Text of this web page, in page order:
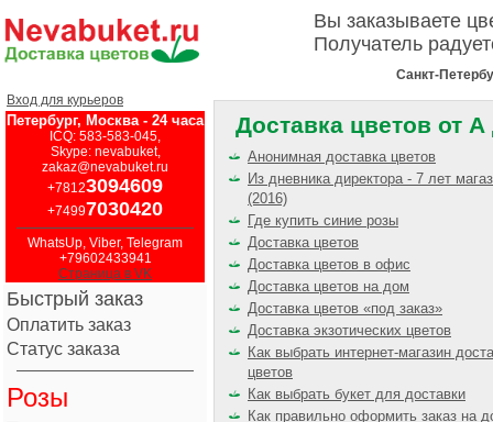
Вы заказываете
Получатель
Санкт-
Вход для курьеров
Петербург, Москва - 24 часа
ICQ: 583-583-045,
Skype: nevabuket,
zakaz@nevabuket.ru
+78123094609
+74997030420
WhatsUp, Viber, Telegram
+79602433941
Страница в VK
Быстрый заказ
Оплатить заказ
Статус заказа
Розы
Доставка цветов от
Анонимная доставка цветов
Из дневника директора - 7 лет
(2016)
Где купить синие розы
Доставка цветов
Доставка цветов в офис
Доставка цветов на дом
Доставка цветов «под заказ»
Доставка экзотических цветов
Как выбрать интернет-магазин
цветов
Как выбрать букет для доставки
Как правильно оформить заказ на